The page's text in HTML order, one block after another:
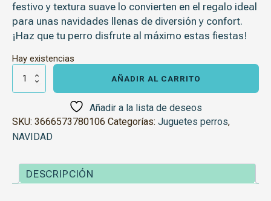
festivo y textura suave lo convierten en el regalo ideal
para unas navidades llenas de diversión y confort.
¡Haz que tu perro disfrute al máximo estas fiestas!
Hay existencias
Peluche
Reno
cantidad
AÑADIR AL CARRITO
Añadir a la lista de deseos
SKU: 3666573780106 Categorías: Juguetes perros,
NAVIDAD
DESCRIPCIÓN